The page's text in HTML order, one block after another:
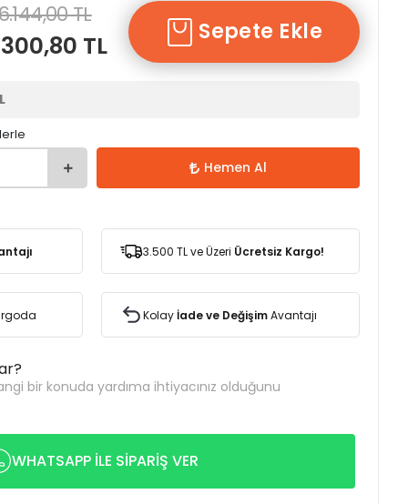
TL
TL Sepete Ekle
Hemen Al
3.500 TL ve Üzeri Ücretsiz Kargo!
Kolayİade ve DeğişimAvantajı
bir konuda yardıma ihtiyacınız olduğunu
WHATSAPP İLE SİPARİŞ VER